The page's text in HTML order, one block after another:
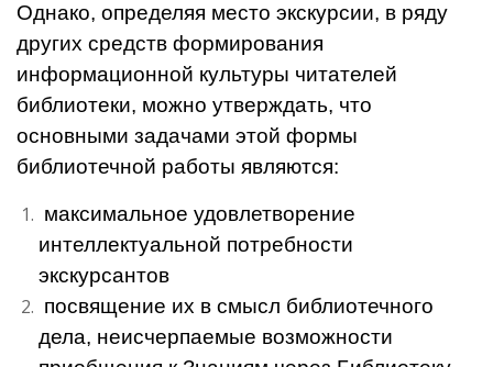
Одна­ко, определяя место экскурсии, в ряду
других средств формирова­ния
информационной культуры чи­тателей
библиотеки, можно утвер­ждать, что
основными задачами этой формы
библиотечной работы являются:
максимальное удовлетворение
интеллектуальной потребности
экскурсантов
посвя­щение их в смысл биб­лиотечного
дела, неисчерпаемые возможности